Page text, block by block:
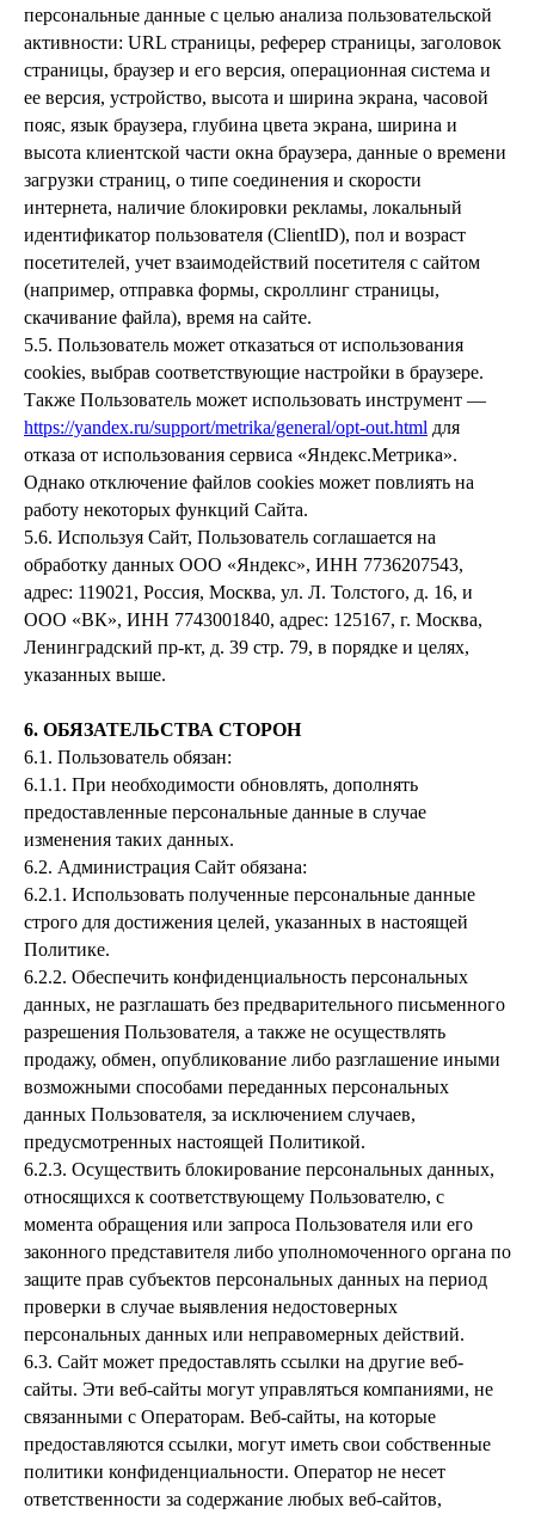
персональные данные с целью анализа пользовательской
активности: URL страницы, реферер страницы, заголовок
страницы, браузер и его версия, операционная система и
ее версия, устройство, высота и ширина экрана, часовой
пояс, язык браузера, глубина цвета экрана, ширина и
высота клиентской части окна браузера, данные о времени
загрузки страниц, о типе соединения и скорости
интернета, наличие блокировки рекламы, локальный
идентификатор пользователя (ClientID), пол и возраст
посетителей, учет взаимодействий посетителя с сайтом
(например, отправка формы, скроллинг страницы,
скачивание файла), время на сайте.
5.5. Пользователь может отказаться от использования
cookies, выбрав соответствующие настройки в браузере.
Также Пользователь может использовать инструмент —
https://yandex.ru/support/metrika/general/opt-out.html для
отказа от использования сервиса «Яндекс.Метрика».
Однако отключение файлов cookies может повлиять на
работу некоторых функций Сайта.
5.6. Используя Сайт, Пользователь соглашается на
обработку данных ООО «Яндекс», ИНН 7736207543,
адрес: 119021, Россия, Москва, ул. Л. Толстого, д. 16, и
ООО «ВК», ИНН 7743001840, адрес: 125167, г. Москва,
Ленинградский пр-кт, д. 39 стр. 79, в порядке и целях,
указанных выше.
6. ОБЯЗАТЕЛЬСТВА СТОРОН
6.1. Пользователь обязан:
6.1.1. При необходимости обновлять, дополнять
предоставленные персональные данные в случае
изменения таких данных.
6.2. Администрация Сайт обязана:
6.2.1. Использовать полученные персональные данные
строго для достижения целей, указанных в настоящей
Политике.
6.2.2. Обеспечить конфиденциальность персональных
данных, не разглашать без предварительного письменного
разрешения Пользователя, а также не осуществлять
продажу, обмен, опубликование либо разглашение иными
возможными способами переданных персональных
данных Пользователя, за исключением случаев,
предусмотренных настоящей Политикой.
6.2.3. Осуществить блокирование персональных данных,
относящихся к соответствующему Пользователю, с
момента обращения или запроса Пользователя или его
законного представителя либо уполномоченного органа по
защите прав субъектов персональных данных на период
проверки в случае выявления недостоверных
персональных данных или неправомерных действий.
6.3. Сайт может предоставлять ссылки на другие веб-
сайты. Эти веб-сайты могут управляться компаниями, не
связанными с Операторам. Веб-сайты, на которые
предоставляются ссылки, могут иметь свои собственные
политики конфиденциальности. Оператор не несет
ответственности за содержание любых веб-сайтов,